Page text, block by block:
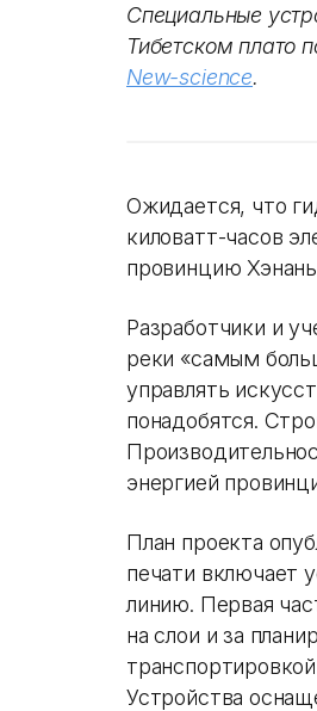
Специальные
Тибетском плато
New-science.
Ожидается, что
киловатт-часов
провинцию
Разработчики и
реки «самым
управлять
понадобятся.
энергией
План проекта
печати включает
линию. Первая
на слои и за
Устройства